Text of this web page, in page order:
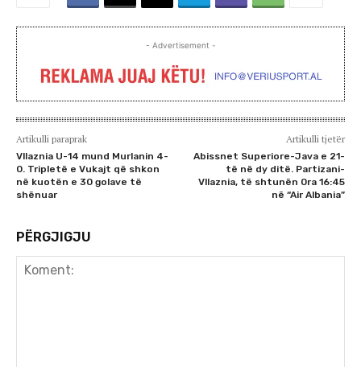
- Advertisement -
Artikulli paraprak
Vllaznia U-14 mund Murlanin 4-
0. Tripletë e Vukajt që shkon
në kuotën e 30 golave të
shënuar
Artikulli tjetër
Abissnet Superiore-Java e 21-
të në dy ditë. Partizani-
Vllaznia, të shtunën 0ra 16:45
në “Air Albania”
PËRGJIGJU